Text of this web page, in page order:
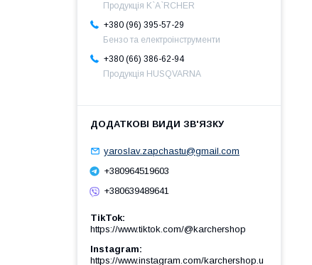
Продукція K`A`RCHER
+380 (96) 395-57-29
Бензо та електроінструменти
+380 (66) 386-62-94
Продукція HUSQVARNA
yaroslav.zapchastu@gmail.com
+380964519603
+380639489641
TikTok
https://www.tiktok.com/@karchershop
Instagram
https://www.instagram.com/karchershop.u